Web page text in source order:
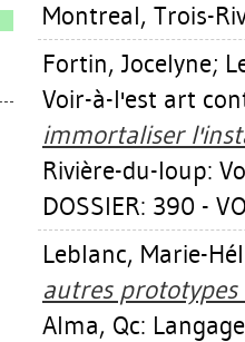
Montreal, Trois-
Fortin, Jocelyne;
Voir-à-l'est art
immortaliser
Rivière-du-loup:
DOSSIER: 390 -
Leblanc, Marie-
autres prototypes
Alma, Qc: